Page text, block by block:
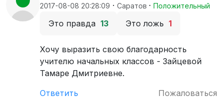
2017-08-08 20:28:09 · Саратов · Положительный
Это правда 13 Это ложь 1
Хочу выразить свою благодарность
учителю начальных классов - Зайцевой
Тамаре Дмитриевне.
Ответить
Пожаловаться